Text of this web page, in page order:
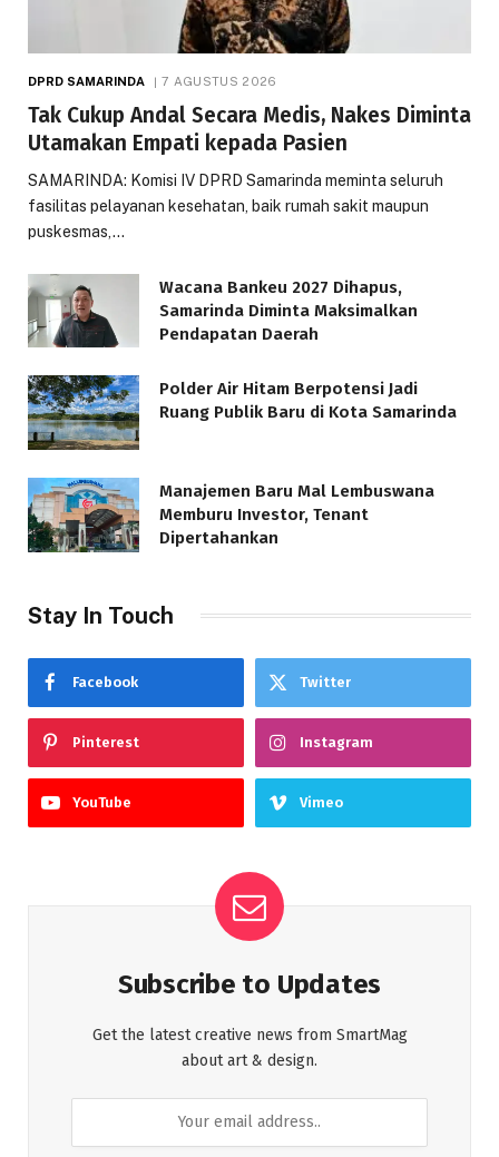
DPRD SAMARINDA 7 AGUSTUS 2026
Tak Cukup Andal Secara Medis, Nakes Diminta
Utamakan Empati kepada Pasien
SAMARINDA: Komisi IV DPRD Samarinda meminta seluruh
fasilitas pelayanan kesehatan, baik rumah sakit maupun
puskesmas,…
Wacana Bankeu 2027 Dihapus,
Samarinda Diminta Maksimalkan
Pendapatan Daerah
Polder Air Hitam Berpotensi Jadi
Ruang Publik Baru di Kota Samarinda
Manajemen Baru Mal Lembuswana
Memburu Investor, Tenant
Dipertahankan
Stay In Touch
Facebook Twitter
Pinterest Instagram
YouTube Vimeo
Subscribe to Updates
Get the latest creative news from SmartMag
about art & design.